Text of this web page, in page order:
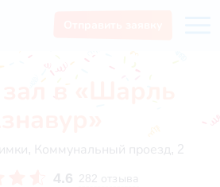
в «Шарль
Коммунальный проезд, 2
4.6 282 отзыва